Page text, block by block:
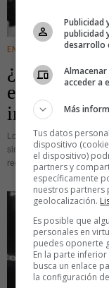
ENTRETENIMIENTO ·
¿Por qué la
empresas
Lo dijo Aristóteles,
sirvió de nada. La
redactan contratos y
Publicidad
publicidad
desarrollo
acceder a
Más
Tus datos
dispositivo
el dispositivo)
partners y
específicamente
nuestros partners
geolocalización.
Es posible que
personales en
puedes oponerte
En la parte
busca un enlace
la configuración